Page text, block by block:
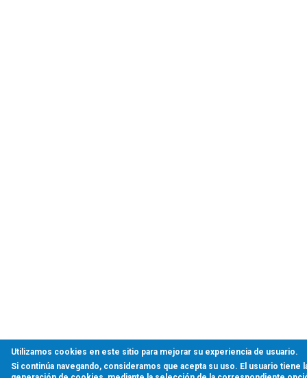
Utilizamos cookies en este sitio para mejorar su experiencia de usuario.
Si continúa navegando, consideramos que acepta su uso. El usuario tiene